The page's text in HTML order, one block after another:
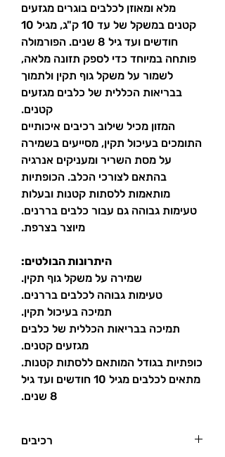
מלא ומאוזן לכלבים בוגרים מגזעים
קטנים במשקל של עד 10 ק"ג, מגיל 10
חודשים ועד גיל 8 שנים. הפורמולה
פותחה במיוחד כדי לספק תזונה מלאה,
לשמור על משקל גוף תקין ולתמוך
בבריאות הכללית של כלבים מגזעים
קטנים.
המזון מכיל שילוב רכיבים איכותיים
התומכים בעיכול תקין, מסייעים בשמירה
על מסת השריר ומעניקים אנרגיה
בהתאם לצורכי הכלב. הכופתיות
מותאמות ללסתות קטנות ובעלות
טעימות גבוהה גם עבור כלבים בררנים.
מיוצר בצרפת.
היתרונות הבולטים:
שמירה על משקל גוף תקין.
טעימות גבוהה לכלבים בררנים.
תמיכה בעיכול תקין.
תמיכה בבריאות הכללית של כלבים
מגזעים קטנים.
כופתיות בגודל המותאם ללסתות קטנות.
מתאים לכלבים מגיל 10 חודשים ועד גיל
8 שנים.
רכיבים